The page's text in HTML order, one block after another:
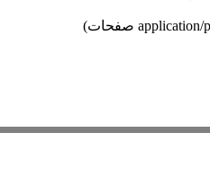
application/